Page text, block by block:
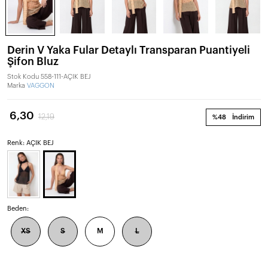
Derin V Yaka Fular Detaylı Transparan Puantiyeli
Şifon Bluz
Stok Kodu 558-111-AÇIK BEJ
Marka VAGGON
%48 İndirim
6,30 12,19
Renk: AÇIK BEJ
Beden:
XS S M L